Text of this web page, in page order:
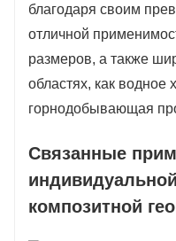
благодаря своим
отличной
размеров, а также
областях, как водное
горнодобывающая
Связанные
композитной